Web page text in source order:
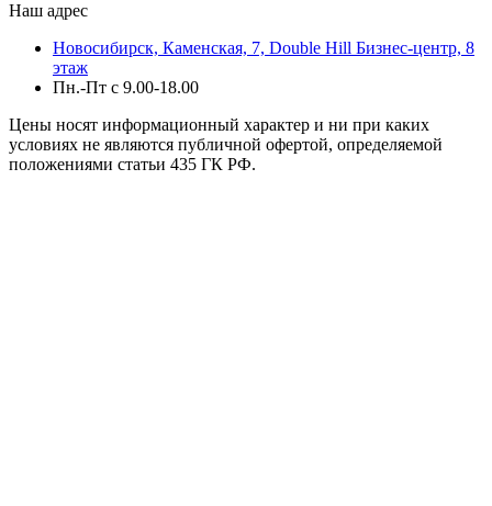
Наш адрес
Новосибирск, Каменская, 7, Double Hill ​Бизнес-центр, 8
этаж
Пн.-Пт с 9.00-18.00
Цены носят информационный характер и ни при каких
условиях не являются публичной офертой, определяемой
положениями статьи 435 ГК РФ.